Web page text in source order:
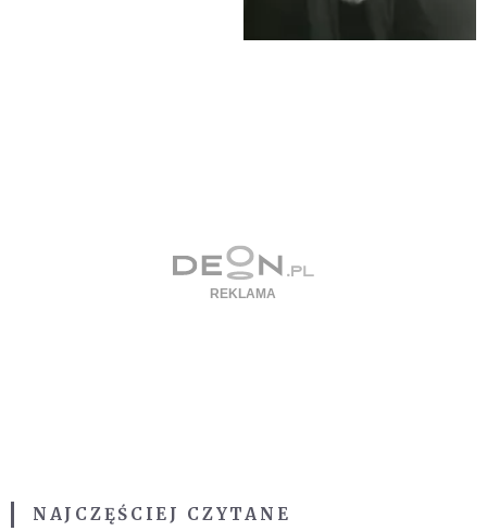
NAJCZĘŚCIEJ CZYTANE